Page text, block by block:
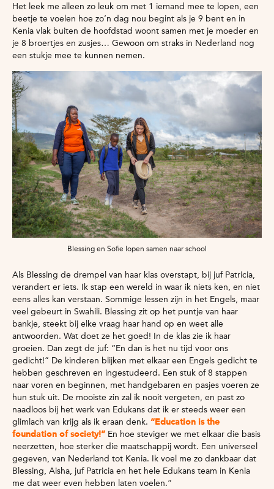
Het leek me alleen zo leuk om met 1 iemand mee te lopen, een
beetje te voelen hoe zo’n dag nou begint als je 9 bent en in
Kenia vlak buiten de hoofdstad woont samen met je moeder en
je 8 broertjes en zusjes… Gewoon om straks in Nederland nog
een stukje mee te kunnen nemen.
Blessing en Sofie lopen samen naar school
Als Blessing de drempel van haar klas overstapt, bij juf Patricia,
verandert er iets. Ik stap een wereld in waar ik niets ken, en niet
eens alles kan verstaan. Sommige lessen zijn in het Engels, maar
veel gebeurt in Swahili. Blessing zit op het puntje van haar
bankje, steekt bij elke vraag haar hand op en weet alle
antwoorden. Wat doet ze het goed! In de klas zie ik haar
groeien. Dan zegt de juf: “En dan is het nu tijd voor ons
gedicht!” De kinderen blijken met elkaar een Engels gedicht te
hebben geschreven en ingestudeerd. Een stuk of 8 stappen
naar voren en beginnen, met handgebaren en pasjes voeren ze
hun stuk uit. De mooiste zin zal ik nooit vergeten, en past zo
naadloos bij het werk van Edukans dat ik er steeds weer een
glimlach van krijg als ik eraan denk. “Education is the
foundation of society!” En hoe steviger we met elkaar die basis
neerzetten, hoe sterker die maatschappij wordt. Een universeel
gegeven, van Nederland tot Kenia. Ik voel me zo dankbaar dat
Blessing, Aisha, juf Patricia en het hele Edukans team in Kenia
me dat weer even hebben laten voelen.”